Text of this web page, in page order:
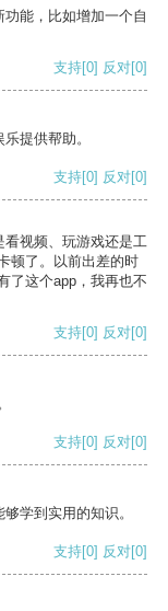
能，比如增加一个自
支持[0] 反对[0]
提供帮助。
支持[0] 反对[0]
视频、玩游戏还是工
顿了。以前出差的时
了这个app，我再也不
支持[0] 反对[0]
支持[0] 反对[0]
学到实用的知识。
支持[0] 反对[0]